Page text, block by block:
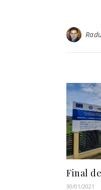
Final
30/01/2021